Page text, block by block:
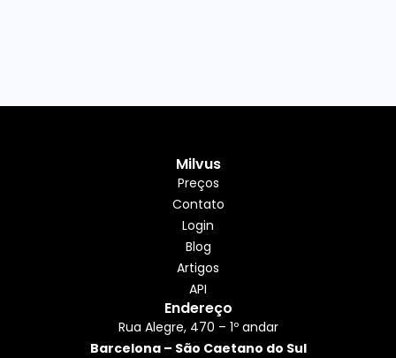
Milvus
Preços
Contato
Login
Blog
Artigos
API
Endereço
Rua Alegre, 470 – 1º andar
Barcelona – São Caetano do Sul